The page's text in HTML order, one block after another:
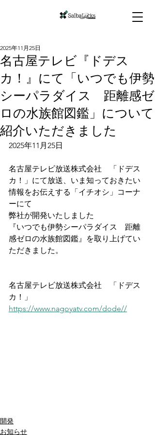
名古屋テレビ『ドデス
カ！』にて「いつでも伊勢
シーパラダイス 距離感ゼ
ロの水族館図鑑」について
紹介いただきました
2025年11月25日
2025年11月25日
名古屋テレビ放送株式会社　「ドデス
カ！」にて放送、いま知っておきたい
情報をお伝えする「イチオシ」コーナ
ーにて
弊社が開発いたしました
『いつでも伊勢シーパラダイス　距離
感ゼロの水族館図鑑』を取り上げてい
ただきました。
名古屋テレビ放送株式会社　「ドデス
カ！」
https://www.nagoyatv.com/dode//
開発
お知らせ